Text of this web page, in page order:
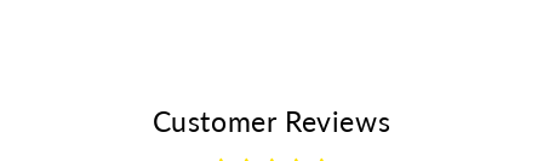
Customer Reviews